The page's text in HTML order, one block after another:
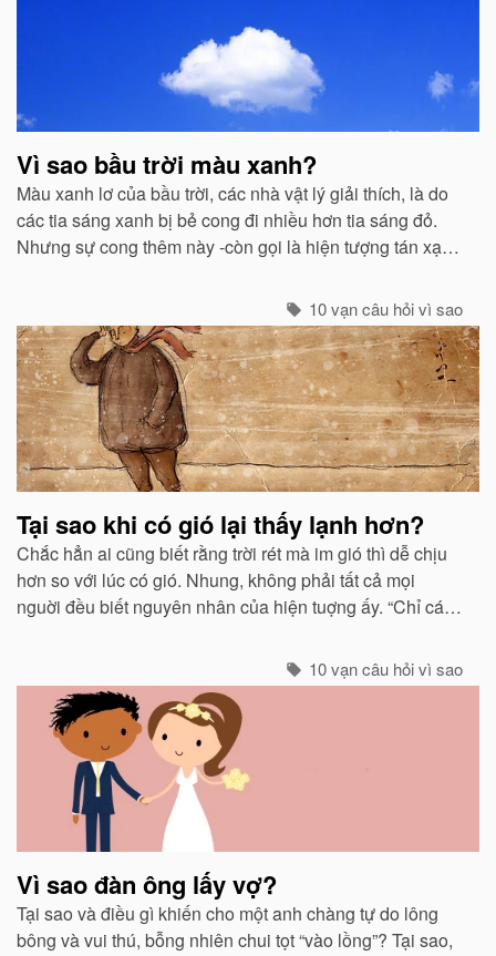
Vì sao bầu trời màu xanh?
Màu xanh lơ của bầu trời, các nhà vật lý giải thích, là do
các tia sáng xanh bị bẻ cong đi nhiều hơn tia sáng đỏ.
Nhưng sự cong thêm này -còn gọi là hiện tượng tán xạ -
10 vạn câu hỏi vì sao
Tại sao khi có gió lại thấy lạnh hơn?
Chắc hẳn ai cũng biết rằng trời rét mà im gió thì dễ chịu
hơn so với lúc có gió. Nhung, không phải tất cả mọi
nguời đều biết nguyên nhân của hiện tuợng ấy. “Chỉ các
10 vạn câu hỏi vì sao
Vì sao đàn ông lấy vợ?
Tại sao và điều gì khiến cho một anh chàng tự do lông
bông và vui thú, bỗng nhiên chui tọt “vào lồng”? Tại sao,